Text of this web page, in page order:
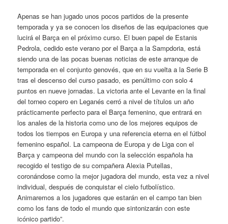
Apenas se han jugado unos pocos partidos de la presente
temporada y ya se conocen los diseños de las equipaciones que
lucirá el Barça en el próximo curso. El buen papel de Estanis
Pedrola, cedido este verano por el Barça a la Sampdoria, está
siendo una de las pocas buenas noticias de este arranque de
temporada en el conjunto genovés, que en su vuelta a la Serie B
tras el descenso del curso pasado, es penúltimo con solo 4
puntos en nueve jornadas. La victoria ante el Levante en la final
del torneo copero en Leganés cerró a nivel de títulos un año
prácticamente perfecto para el Barça femenino, que entrará en
los anales de la historia como uno de los mejores equipos de
todos los tiempos en Europa y una referencia eterna en el fútbol
femenino español. La campeona de Europa y de Liga con el
Barça y campeona del mundo con la selección española ha
recogido el testigo de su compañera Alexia Putellas,
coronándose como la mejor jugadora del mundo, esta vez a nivel
individual, después de conquistar el cielo futbolístico.
Animaremos a los jugadores que estarán en el campo tan bien
como los fans de todo el mundo que sintonizarán con este
icónico partido”.